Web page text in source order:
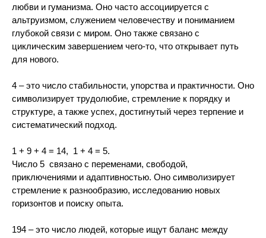
любви и гуманизма. Оно часто ассоциируется с
альтруизмом, служением человечеству и пониманием
глубокой связи с миром. Оно также связано с
циклическим завершением чего-то, что открывает путь
для нового.
4 – это число стабильности, упорства и практичности. Оно
символизирует трудолюбие, стремление к порядку и
структуре, а также успех, достигнутый через терпение и
систематический подход.
1 + 9 + 4 = 14, 1 + 4 = 5.
Число 5 связано с переменами, свободой,
приключениями и адаптивностью. Оно символизирует
стремление к разнообразию, исследованию новых
горизонтов и поиску опыта.
194 – это число людей, которые ищут баланс между